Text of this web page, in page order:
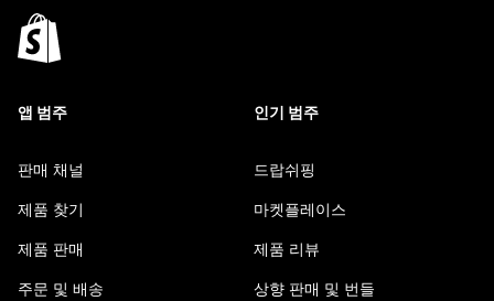
앱 범주
판매 채널
제품 찾기
제품 판매
주문 및 배송
인기 범주
드랍쉬핑
마켓플레이스
제품 리뷰
상향 판매 및 번들